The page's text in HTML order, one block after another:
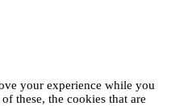
your experience while you
these, the cookies that are